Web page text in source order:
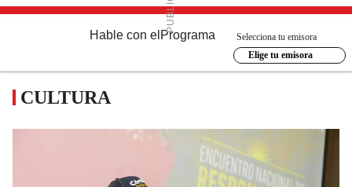
Hable con el Programa
Selecciona tu emisora
Elige tu emisora
CULTURA